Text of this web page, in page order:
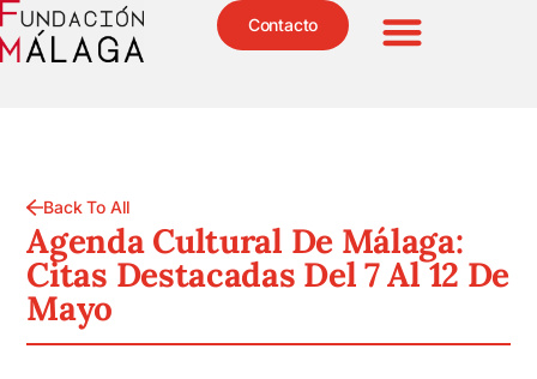
Contacto
Back To All
Agenda Cultural De Málaga:
Citas Destacadas Del 7 Al 12 De
Mayo